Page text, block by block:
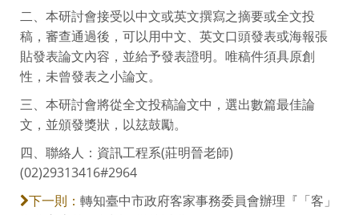
二、本研討會接受以中文或英文撰寫之摘要或全文投
稿，審查通過後，可以用中文、英文口頭發表或海報張
貼發表論文內容，並給予發表證明。唯稿件須具原創
性，未曾發表之小論文。
三、本研討會將從全文投稿論文中，選出數篇最佳論
文，並頒發獎狀，以玆鼓勵。
四、聯絡人：資訊工程系(莊明晉老師)
(02)29313416#2964
下一則： 轉知臺中市政府客家事務委員會辦理『「客」